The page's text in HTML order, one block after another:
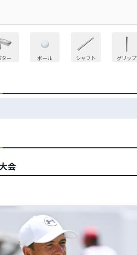
ター ボール シャフト グリップ
会